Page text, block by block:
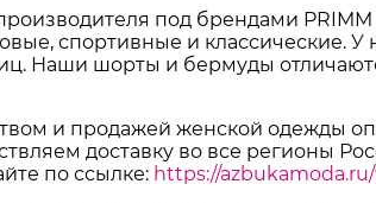
под брендами PRIMM
спортивные и классические. У
Наши шорты и бермуды
и продажей женской одежды
доставку во все регионы
по ссылке: https://